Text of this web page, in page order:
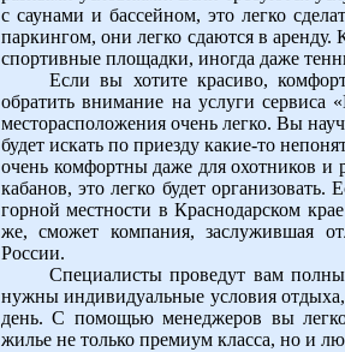
с саунами и бассейном, это легко
паркингом, они легко сдаются в аренду.
спортивные площадки, иногда даже
Если вы хотите красиво,
обратить внимание на услуги
месторасположения очень легко. Вы
будет искать по приезду какие-то
очень комфортны даже для охотников и
кабанов, это легко будет
горной местности в Краснодарском
же, сможет компания, заслужившая
России.
Специалисты проведут вам
нужны индивидуальные условия
день. С помощью менеджеров вы
жилье не только премиум класса, но и